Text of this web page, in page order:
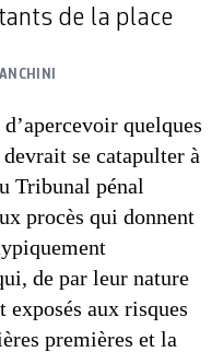
de la place
quelques
se catapulter à
Tribunal pénal
procès qui donnent
de par leur nature
aux risques
premières et la